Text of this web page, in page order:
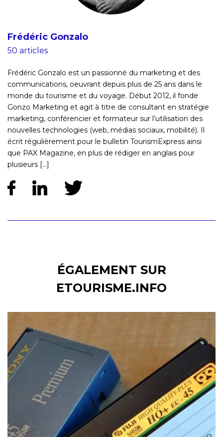
Frédéric Gonzalo
50 articles
Frédéric Gonzalo est un passionné du marketing et des
communications, oeuvrant depuis plus de 25 ans dans le
monde du tourisme et du voyage. Début 2012, il fonde
Gonzo Marketing et agit à titre de consultant en stratégie
marketing, conférencier et formateur sur l’utilisation des
nouvelles technologies (web, médias sociaux, mobilité). Il
écrit régulièrement pour le bulletin TourismExpress ainsi
que PAX Magazine, en plus de rédiger en anglais pour
plusieurs [...]
ÉGALEMENT SUR
ETOURISME.INFO